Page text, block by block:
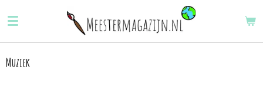
direct
naar
de
Muziek